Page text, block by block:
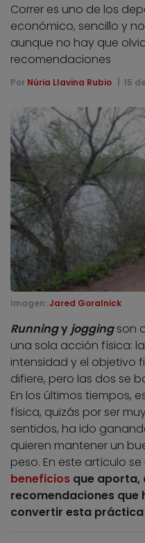
Correr es uno de los
económico, sencillo y
aunque no hay que
recomendaciones
Por Núria Llavina Rubio 15
Imagen: Jared Goralnick
Runningy joggingson
una sola acción física:
intensidad y el objetivo
difiere, pero las dos se
En los últimos tiempos,
física, quizás por ser
sentidos, ha ido
quieren mantener un
peso. En este artículo
beneficios que aporta,
recomendaciones que
convertir esta práctica